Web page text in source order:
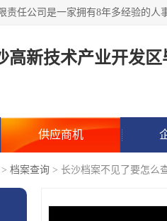
供应商机
> 档案查询 > 长沙档案不见了要怎么